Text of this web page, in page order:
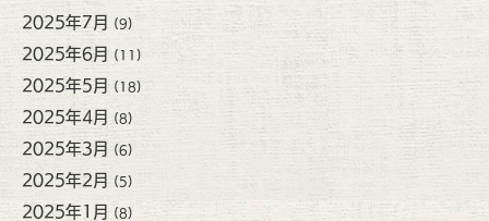
2025年7月 (9)
2025年6月 (11)
2025年5月 (18)
2025年4月 (8)
2025年3月 (6)
2025年2月 (5)
2025年1月 (8)